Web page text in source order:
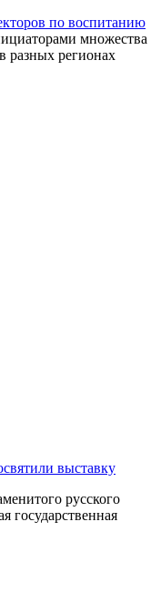
по воспитанию
множества
разных регионах
выставку
русского
государственная